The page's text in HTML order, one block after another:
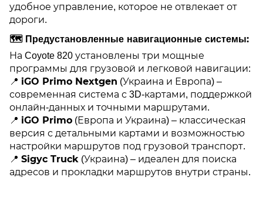
удобное управление, которое не отвлекает от
дороги.
🗺 Предустановленные навигационные системы:
На Coyote 820 установлены три мощные
программы для грузовой и легковой навигации:
📍 iGO Primo Nextgen (Украина и Европа) –
современная система с 3D-картами, поддержкой
онлайн-данных и точными маршрутами.
📍 iGO Primo (Европа и Украина) – классическая
версия с детальными картами и возможностью
настройки маршрутов под грузовой транспорт.
📍 Sigyc Truck (Украина) – идеален для поиска
адресов и прокладки маршрутов внутри страны.